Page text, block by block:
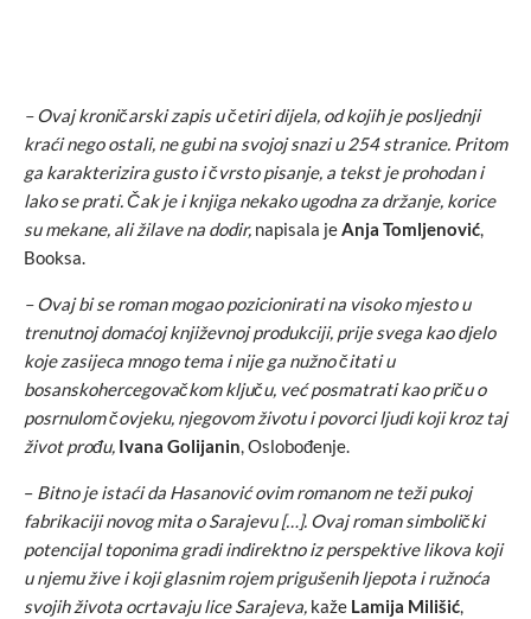
– Ovaj kroničarski zapis u četiri dijela, od kojih je posljednji
kraći nego ostali, ne gubi na svojoj snazi u 254 stranice. Pritom
ga karakterizira gusto i čvrsto pisanje, a tekst je prohodan i
lako se prati. Čak je i knjiga nekako ugodna za držanje, korice
su mekane, ali žilave na dodir, napisala jeAnja Tomljenović,
Booksa.
– Ovaj bi se roman mogao pozicionirati na visoko mjesto u
trenutnoj domaćoj književnoj produkciji, prije svega kao djelo
koje zasijeca mnogo tema i nije ga nužno čitati u
bosanskohercegovačkom ključu, već posmatrati kao priču o
posrnulom čovjeku, njegovom životu i povorci ljudi koji kroz taj
život prođu, Ivana Golijanin, Oslobođenje.
– Bitno je istaći da Hasanović ovim romanom ne teži pukoj
fabrikaciji novog mita o Sarajevu […]. Ovaj roman simbolički
potencijal toponima gradi indirektno iz perspektive likova koji
u njemu žive i koji glasnim rojem prigušenih ljepota i ružnoća
svojih života ocrtavaju lice Sarajeva, kaže Lamija Milišić,